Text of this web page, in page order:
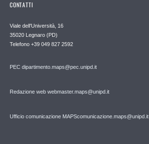
CONTATTI
Viale dell'Università, 16
35020 Legnaro (PD)
Telefono +39 049 827 2592
PEC dipartimento.maps@pec.unipd.it
Redazione web webmaster.maps@unipd.it
Ufficio comunicazione MAPScomunicazione.maps@unipd.it